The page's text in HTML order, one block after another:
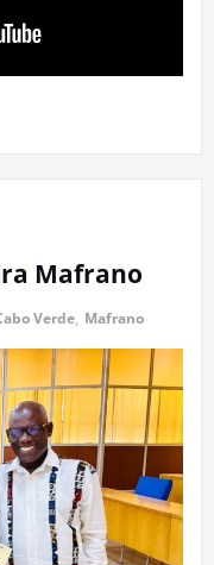
Mafrano
Verde, Mafrano